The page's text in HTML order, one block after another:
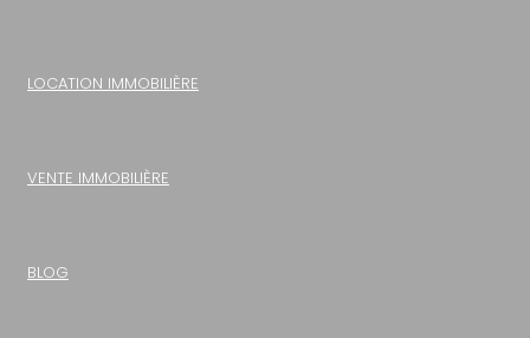
LOCATION IMMOBILIÈRE
VENTE IMMOBILIÈRE
BLOG